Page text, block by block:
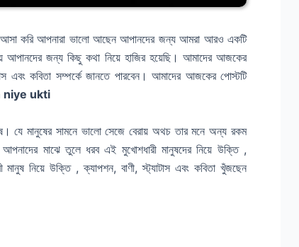
আসা করি আপনারা ভালো আছেন আপানদের জন্য আমরা আরও একটি
আপানদের জন্য কিছু কথা নিয়ে হাজির হয়েছি। আমাদের আজকের
এবং কবিতা সম্পর্কে জানতে পারবেন। আমাদের আজকের পোস্টটি
niye ukti
যে মানুষের সামনে ভালো সেজে বেরায় অথচ তার মনে অন্য রকম
মাঝে তুলে ধরব এই মুখোশধারী মানুষদের নিয়ে উক্তি ,
মানুষ নিয়ে উক্তি , ক্যাপশন, বাণী, স্ট্যাটাস এবং কবিতা খুঁজছেন